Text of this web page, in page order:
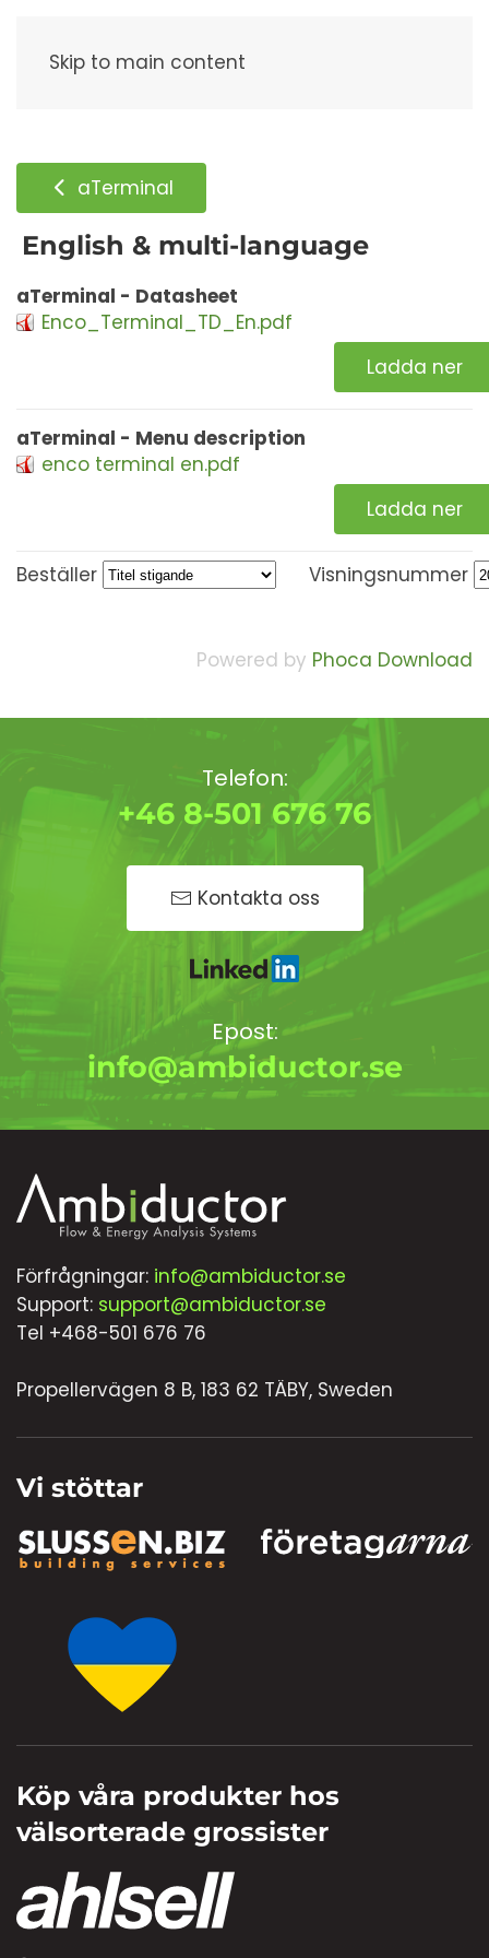
Skip to main content
aTerminal
English & multi-language
aTerminal - Datasheet
Enco_Terminal_TD_En.pdf
Ladda ner
aTerminal - Menu description
enco terminal en.pdf
Ladda ner
Beställer Visningsnummer
Powered by Phoca Download
Telefon:
+46 8-501 676 76
Kontakta oss
Epost:
info@ambiductor.se
Förfrågningar: info@ambiductor.se
Support: support@ambiductor.se
Tel +468-501 676 76
Propellervägen 8 B, 183 62 TÄBY, Sweden
Vi stöttar
Köp våra produkter hos
välsorterade grossister